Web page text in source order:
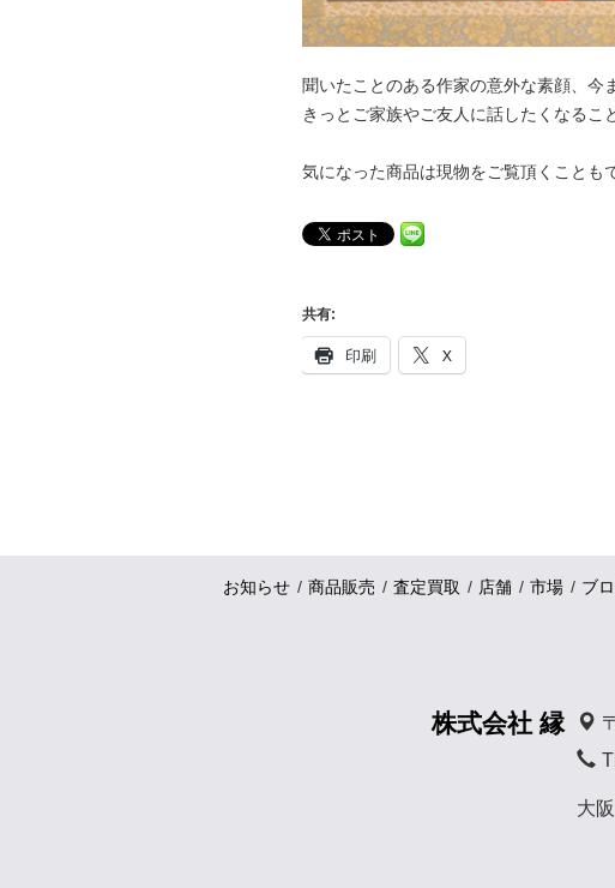
聞いたことのある作家の意外な素顔、
きっとご家族やご友人に話したくなるこ
気になった商品は現物をご覧頂くことも
共有:
印刷 X
お知らせ 商品販売 査定買取 店舗 市場 ブ
株式会社 縁
大